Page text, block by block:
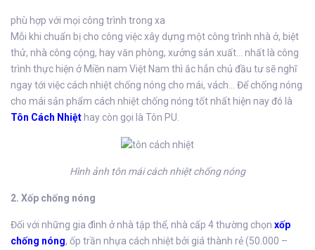
phù hợp với mọi công trình trong xa
Mỗi khi chuẩn bị cho công việc xây dựng một công trình nhà ở, biệt
thử, nhà công cộng, hay văn phòng, xưởng sản xuất… nhất là công
trình thực hiện ở Miền nam Việt Nam thì ắc hẳn chủ đầu tư sẽ nghĩ
ngay tới việc cách nhiệt chống nóng cho mái, vách… Để chống nóng
cho mái sản phẩm cách nhiệt chống nóng tốt nhất hiện nay đó là
Tôn Cách Nhiệt hay còn gọi là Tôn PU.
Hình ảnh tôn mái cách nhiệt chống nóng
2. Xốp chống nóng
Đối với những gia đình ở nhà tập thể, nhà cấp 4 thường chọn xốp
chống nóng, ốp trần nhựa cách nhiệt bởi giá thành rẻ (50.000 –